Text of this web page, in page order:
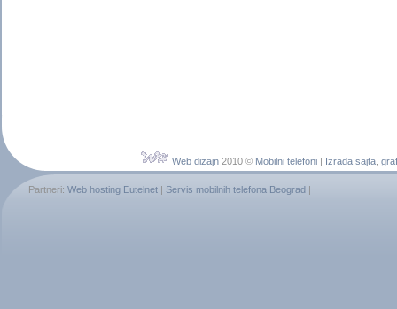
Web dizajn 2010 © Mobilni telefoni | Izrada sajta
Partneri: Web hosting Eutelnet | Servis mobilnih telefona Beograd |